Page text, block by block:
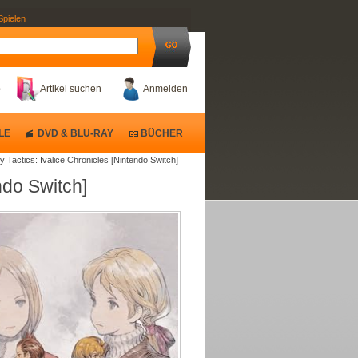
Anmelden
Artikel suchen
Tactics: Ivalice Chronicles [Nintendo Switch]
DVD & BLU-RAY BÜCHER
Switch]